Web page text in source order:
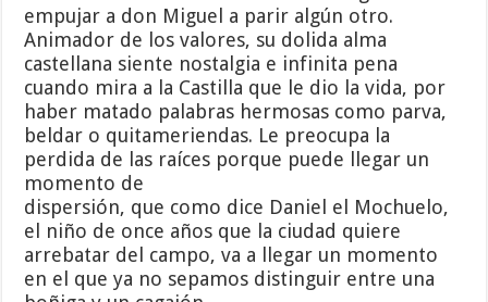
empujar a don Miguel a parir algún otro.
Animador de los valores, su dolida alma
castellana siente nostalgia e infinita pena
cuando mira a la Castilla que le dio la vida, por
haber matado palabras hermosas como parva,
beldar o quitameriendas. Le preocupa la
perdida de las raíces porque puede llegar un
momento de
dispersión, que como dice Daniel el Mochuelo,
el niño de once años que la ciudad quiere
arrebatar del campo, va a llegar un momento
en el que ya no sepamos distinguir entre una